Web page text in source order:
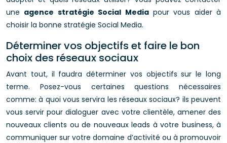
une agence stratégie Social Mediapour vous aider à
choisir la bonne stratégie Social Media.
Déterminer vos objectifs et faire le bon
choix des réseaux sociaux
Avant tout, il faudra déterminer vos objectifs sur le long
terme. Posez-vous certaines questions nécessaires
comme: à quoi vous servira les réseaux sociaux? ils peuvent
vous servir pour dialoguer avec votre clientèle, amener des
nouveaux clients ou de nouveaux leads à votre business, à
communiquer sur votre domaine d’activité ou à promouvoir